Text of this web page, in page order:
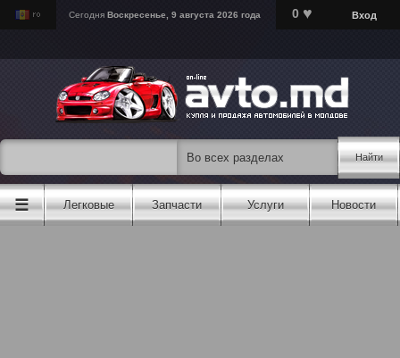
Сегодня Воскресенье, 9 августа 2026 года 0 ♥ Вход
Найти
☰ Легковые Запчасти Услуги Новости